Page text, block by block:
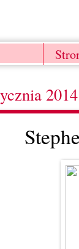
2014